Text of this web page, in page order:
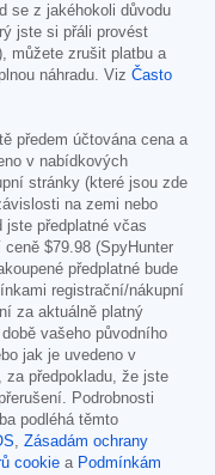
se z jakéhokoli důvodu
jste si přáli provést
můžete zrušit platbu a
náhradu. Viz Často
předem účtována cena a
v nabídkových
stránky (které jsou zde
na zemi nebo
jste předplatné včas
ceně $79.98 (SpyHunter
předplatné bude
registrační/nákupní
za aktuálně platný
vašeho původního
jak je uvedeno v
za předpokladu, že jste
Podrobnosti
podléhá těmto
, Zásadám ochrany
cookie a Podmínkám